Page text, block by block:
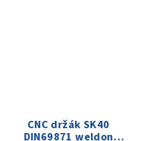
CNC držák SK40
DIN69871 weldon